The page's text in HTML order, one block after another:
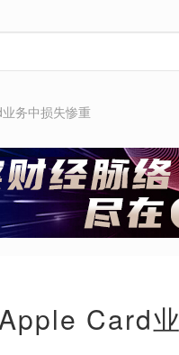
务中损失惨重
Card